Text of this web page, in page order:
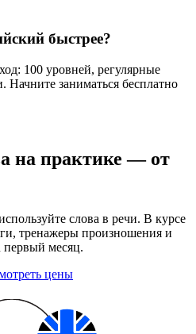
быстрее?
100 уровней, регулярные
Начните заниматься бесплатно
на практике — от
слова в речи. В курсе
тренажеры произношения и
первый месяц.
цены